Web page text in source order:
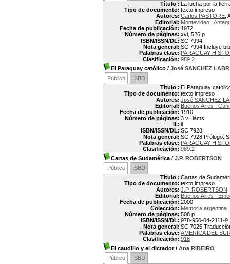
Título : La lucha por la
Tipo de documento: texto impreso
Autores: Carlos PASTORE ,
Editorial: Montevideo :
Fecha de publicación: 1972
Número de páginas: xvi, 526 p
ISBN/ISSN/DL: SC 7994
Nota general: SC 7994 Incluye
Palabras clave: PARAGUAY-
Clasificación: 989.2
El Paraguay católico / José SANCHEZ
Público
ISBD
Título : El Paraguay
Tipo de documento: texto impreso
Autores: José SANCHEZ
Editorial: Buenos Aires :
Fecha de publicación: 1910
Número de páginas: 3 v., láms
Il.: il
ISBN/ISSN/DL: SC 7928
Nota general: SC 7928 Prólogo:
Palabras clave: PARAGUAY-
Clasificación: 989.2
Cartas de Sudamérica / J.P. ROBERTSON
Público
ISBD
Título : Cartas de
Tipo de documento: texto impreso
Autores: J.P. ROBERTSON
Editorial: Buenos Aires :
Fecha de publicación: 2000
Colección: Memoria argentina
Número de páginas: 508 p
ISBN/ISSN/DL: 978-950-04-2111-9
Nota general: SC 7025
Palabras clave: AMERICA DEL
Clasificación: 918
El caudillo y el dictador/ Ana RIBEIRO
Público
ISBD